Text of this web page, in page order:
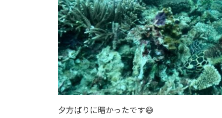
夕方ばりに暗かったです😅